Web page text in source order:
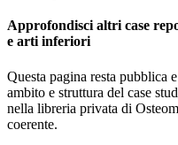
Approfondisci altri case
e arti inferiori
Questa pagina resta pubblica
ambito e struttura del case
nella libreria privata di
coerente.